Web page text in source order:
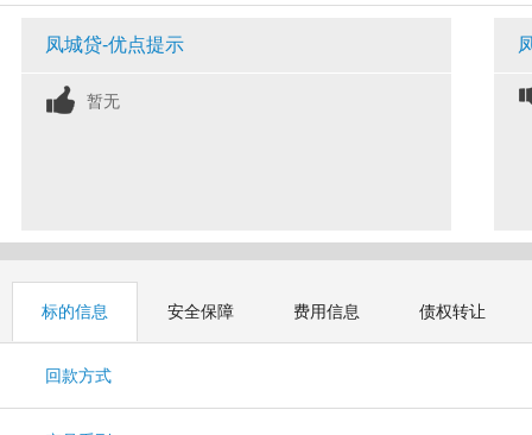
凤城贷-优点提示
暂无
标的信息 安全保障 费用信息 债权转让
回款方式